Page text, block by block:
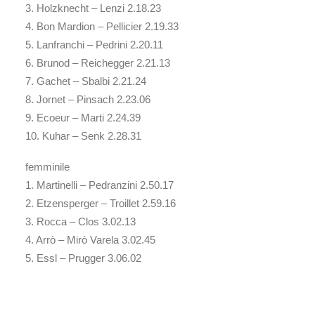
3. Holzknecht – Lenzi 2.18.23
4. Bon Mardion – Pellicier 2.19.33
5. Lanfranchi – Pedrini 2.20.11
6. Brunod – Reichegger 2.21.13
7. Gachet – Sbalbi 2.21.24
8. Jornet – Pinsach 2.23.06
9. Ecoeur – Marti 2.24.39
10. Kuhar – Senk 2.28.31
femminile
1. Martinelli – Pedranzini 2.50.17
2. Etzensperger – Troillet 2.59.16
3. Rocca – Clos 3.02.13
4. Arrò – Mirò Varela 3.02.45
5. Essl – Prugger 3.06.02